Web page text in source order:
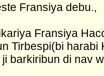
Fransiya debu.,
Fransiya
Tirbespi(bi harabi
ji barkiribun di nav